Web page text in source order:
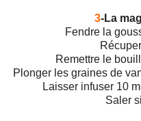
3-La
Fendre la
Remettre le
Plonger les graines de
Laisser infuser 10
Saler